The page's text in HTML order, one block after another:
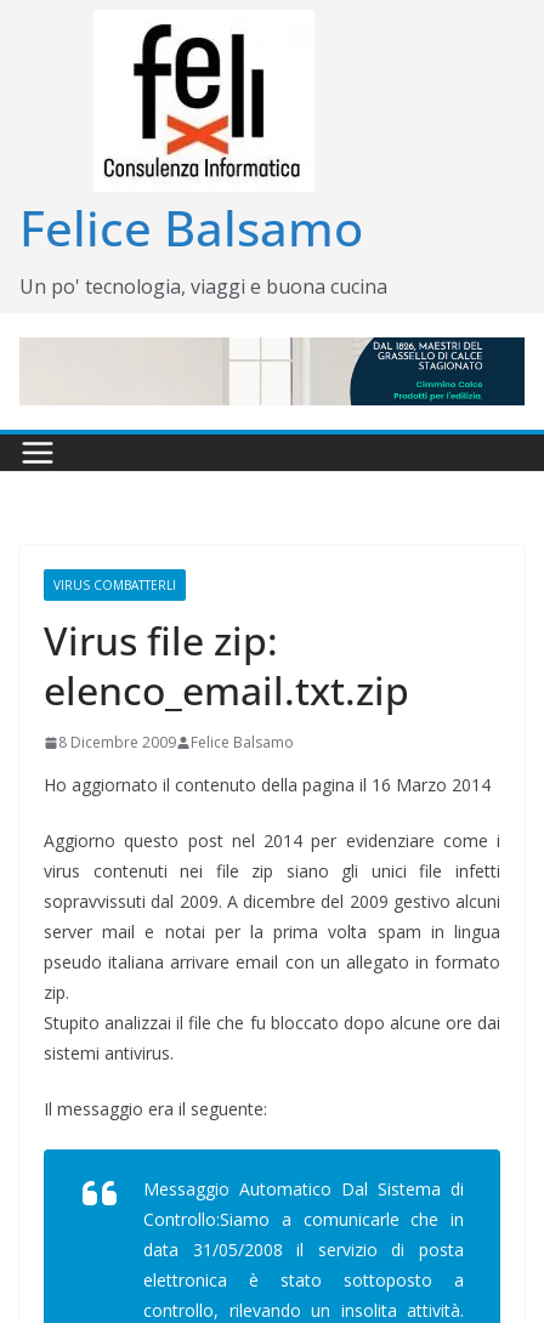
Felice Balsamo
Un po' tecnologia, viaggi e buona cucina
VIRUS COMBATTERLI
Virus file zip:
elenco_email.txt.zip
8 Dicembre 2009 Felice Balsamo
Ho aggiornato il contenuto della pagina il 16 Marzo 2014
Aggiorno questo post nel 2014 per evidenziare come i
virus contenuti nei file zip siano gli unici file infetti
sopravvissuti dal 2009. A dicembre del 2009 gestivo alcuni
server mail e notai per la prima volta spam in lingua
pseudo italiana arrivare email con un allegato in formato
zip.
Stupito analizzai il file che fu bloccato dopo alcune ore dai
sistemi antivirus.
Il messaggio era il seguente:
Messaggio Automatico Dal Sistema di
Controllo:Siamo a comunicarle che in
data 31/05/2008 il servizio di posta
elettronica è stato sottoposto a
controllo, rilevando un insolita attività.